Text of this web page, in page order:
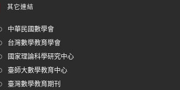
其它連結
中華民國數學會
台灣數學教育學會
國家理論科學研究中心
臺師大數學教育中心
臺灣數學教育期刊